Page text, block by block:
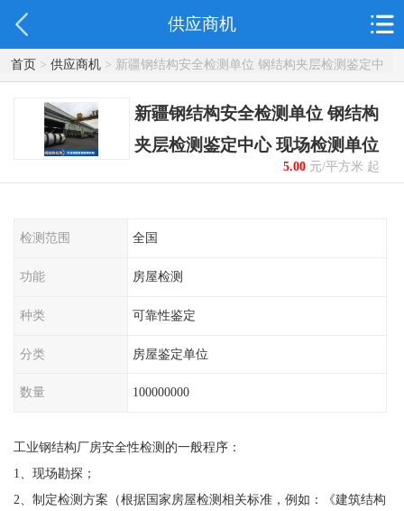
供应商机
首页> 供应商机> 新疆钢结构安全检测单位 钢结构夹层检测鉴定中
心 现场检测单位
新疆钢结构安全检测单位 钢结构
夹层检测鉴定中心 现场检测单位
5.00元/平方米 起
检测范围 全国
功能 房屋检测
种类 可靠性鉴定
分类 房屋鉴定单位
数量 100000000
工业钢结构厂房安全性检测的一般程序：
1、现场勘探；
2、制定检测方案（根据国家房屋检测相关标准，例如：《建筑结构